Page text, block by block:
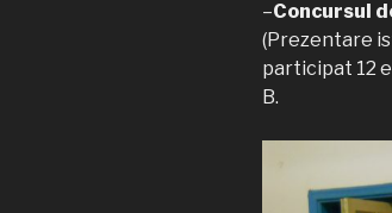
–Concursul
(Prezentare
participat 12
B.